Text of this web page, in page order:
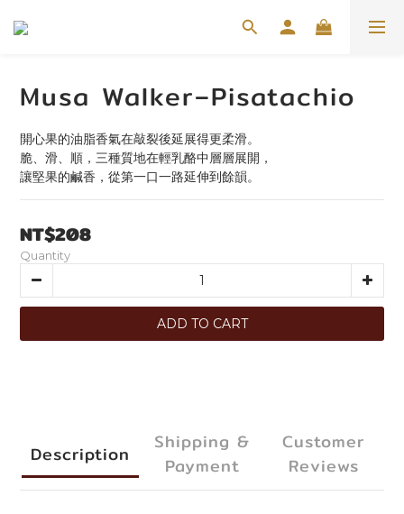
Musa Walker–Pisatachio
開心果的油脂香氣在敲裂後延展得更柔滑。
脆、滑、順，三種質地在輕乳酪中層層展開，
讓堅果的鹹香，從第一口一路延伸到餘韻。
NT$208
Quantity
ADD TO CART
Description
Shipping &
Payment
Customer
Reviews